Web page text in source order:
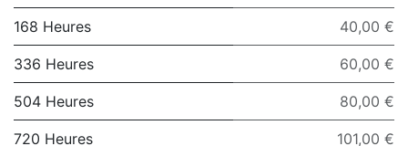
168 Heures 40,00 €
336 Heures 60,00 €
504 Heures 80,00 €
720 Heures 101,00 €